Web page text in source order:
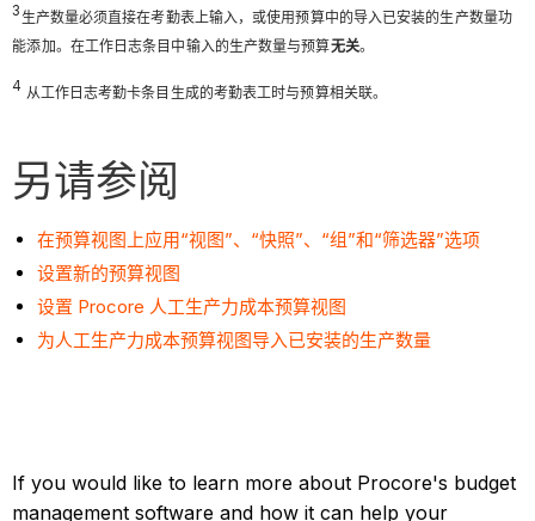
3 生产数量必须直接在考勤表上输入，或使用预算中的导入已安装的生产数量功
能添加。在工作日志条目中输入的生产数量与预算无关。
4 从工作日志考勤卡条目生成的考勤表工时与预算相关联。
另请参阅
在预算视图上应用“视图”、“快照”、“组”和“筛选器”选项
设置新的预算视图
设置 Procore 人工生产力成本预算视图
为人工生产力成本预算视图导入已安装的生产数量
If you would like to learn more about Procore's budget
management software and how it can help your